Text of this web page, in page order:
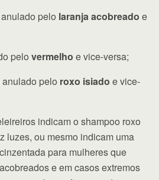
pelo laranja acobreado e
pelo vermelho e vice-versa;
anulado pelo roxo isiado e vice-
indicam o shampoo roxo
luzes, ou mesmo indicam uma
para mulheres que
e em casos extremos